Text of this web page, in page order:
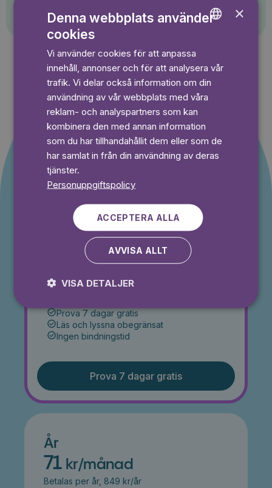
Erbjudande till nya
avsluta din prenumeration när som helst.
⭐️ Offer!
Månad
49,50 kr
Prova 7 dagar gratis
Läs och lyssna obegränsat
Ingen bindningstid
Prova 7 dagar gratis
År
71 kr/månad
Betalas per år, 849 kr/år
×
Denna webbplats använder
cookies
Vi använder cookies för att anpassa
innehåll, annonser och för att analysera vår
trafik. Vi delar också information om din
användning av vår webbplats med våra
reklam- och analyspartners som kan
kombinera den med annan information
som du har tillhandahållit dem eller som de
har samlat in från din användning av deras
tjänster.
Personuppgiftspolicy
ACCEPTERA ALLA
AVVISA ALLT
VISA DETALJER